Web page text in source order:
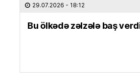
29.07.2026 - 18:12
Bu ölkədə zəlzələ baş